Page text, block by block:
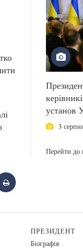
установ
3
Перейти до
ПРЕЗИДЕНТ
Біографія